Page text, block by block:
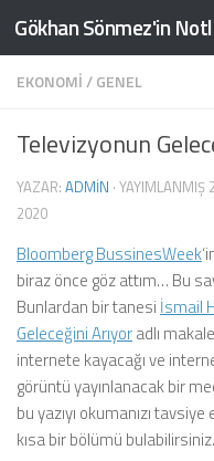
Skip to content
Gökhan Sönmez'in
EKONOMI/GENEL
Televizyonun
YAZAR: ADMIN · YAYIMLANMIŞ
2020
Bloomberg BussinesWeek
biraz önce göz attım… Bu
Bunlardan bir tanesi İsmail
Geleceğini Arıyoradlı
internete kayacağı ve
görüntü yayınlanacak bir
bu yazıyı okumanızı
kısa bir bölümü